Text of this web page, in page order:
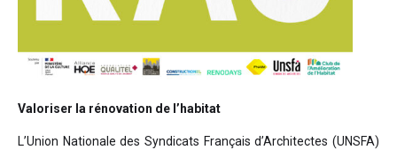
Valoriser la rénovation de l’habitat
L’Union Nationale des Syndicats Français d’Architectes (UNSFA)